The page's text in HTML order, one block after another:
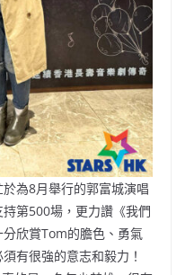
為8月舉行的郭富城演唱
第500場，更力讚《我們
欣賞Tom的膽色、勇氣
有很強的意志和毅力！